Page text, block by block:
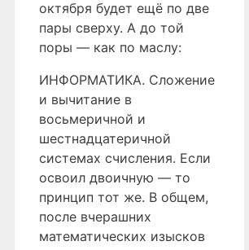
октября будет ещё по две
пары сверху. А до той
поры — как по маслу:
ИНФОРМАТИКА. Сложение
и вычитание в
восьмеричной и
шестнадцатеричной
системах счисления. Если
освоил двоичную — то
принцип тот же. В общем,
после вчерашних
математических изысков